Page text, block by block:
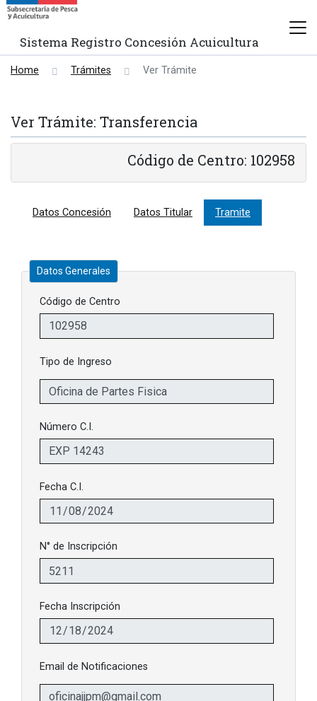
Sistema Registro Concesión Acuicultura
Home Trámites Ver Trámite
Ver Trámite: Transferencia
Código de Centro: 102958
Datos Concesión Datos Titular Tramite
Datos Generales
Código de Centro
Tipo de Ingreso
Número C.I.
Fecha C.I.
N° de Inscripción
Fecha Inscripción
Email de Notificaciones